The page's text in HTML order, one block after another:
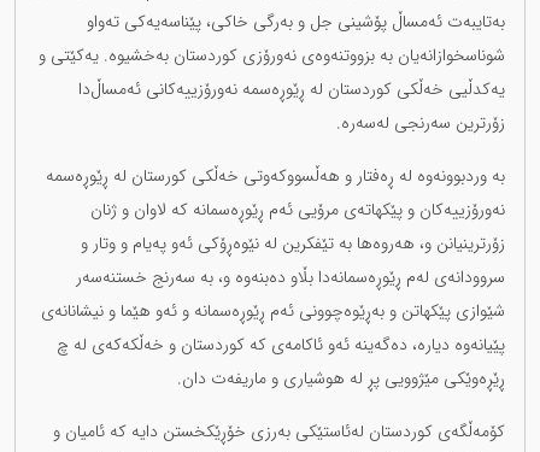
بەتایبەت ئەمساڵ پۆشینی جل و بەرگی خاکی، پێناسەیەکی تەواو
شوناسخوازانەیان بە بزووتنەوەی نەورۆزی کوردستان بەخشیوە. یەکێتی و
یەکدڵیی خەڵکی کوردستان لە ڕێوڕەسمە نەورۆزییەکانی ئەمساڵ‌دا
زۆرترین سەرنجی لەسەرە.
بە وردبوونەوە لە ڕەفتار و هەڵسووکەوتی خەڵکی کورستان لە ڕێوڕەسمە
نەورۆزییەکان و پێکهاتەی مرۆیی ئەم ڕێوڕەسمانە کە لاوان و ژنان
زۆرترینیانن و، هەروەها بە تێفکرین لە نێوەڕۆکی ئەو پەیام و وتار و
سروودانەی لەم ڕێوڕەسمانەدا بڵاو دەبنەوە و، بە سەرنج خستنەسەر
شێوازی پێکهاتن و بەڕێوەچوونی ئەم ڕێوڕەسمانە و ئەو هێما و نیشانانەی
پێیانەوە دیارە، دەگەینە ئەو ئاکامەی کە کوردستان و خەڵکەکەی لە چ
ڕێڕەوێکی مێژوویی پڕ لە هوشیاری و ماریفەت دان.
کۆمەڵگەی کوردستان لەئاستێکی بەرزی خۆڕێکخستن دایە کە ئامیان و